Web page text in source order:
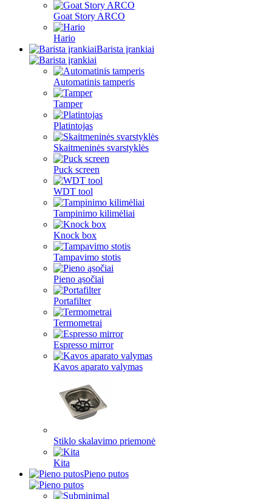
Goat Story ARCO
Hario
Barista įrankiai
Automatinis tamperis
Tamper
Platintojas
Skaitmeninės svarstyklės
Puck screen
WDT tool
Tampinimo kilimėliai
Knock box
Tampavimo stotis
Pieno ąsočiai
Portafilter
Termometrai
Espresso mirror
Kavos aparato valymas
Stiklo skalavimo priemonė
Kita
Pieno putos